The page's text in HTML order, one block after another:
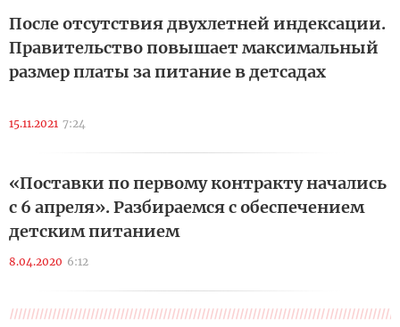
После отсутствия двухлетней индексации.
Правительство повышает максимальный
размер платы за питание в детсадах
15.11.2021 7:24
«Поставки по первому контракту начались
с 6 апреля». Разбираемся с обеспечением
детским питанием
8.04.2020 6:12